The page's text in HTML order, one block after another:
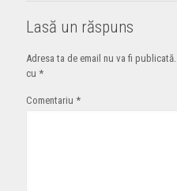
Lasă un răspuns
Adresa ta de email nu va fi publicată.
cu *
Comentariu *